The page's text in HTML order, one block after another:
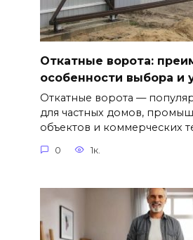
Откатные ворота:
особенности выбора и
Откатные ворота —
для частных домов,
объектов и коммерческих
0 1к.